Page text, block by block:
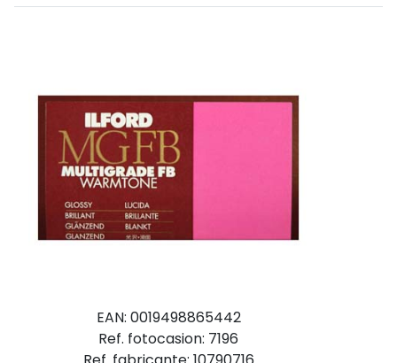
EAN: 0019498865442
Ref. fotocasion: 7196